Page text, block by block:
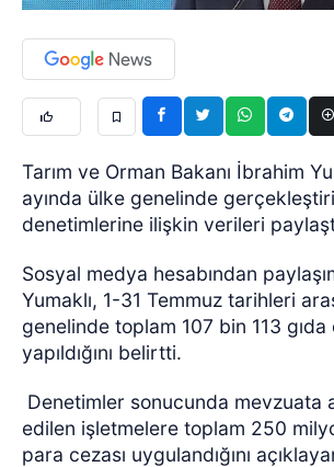
Tarım ve Orman Bakanı İbrahim
ayında ülke genelinde
denetimlerine ilişkin verileri
Sosyal medya hesabından
Yumaklı, 1-31 Temmuz tarihleri
genelinde toplam 107 bin 113 gıda
yapıldığını belirtti.
Denetimler sonucunda mevzuata
edilen işletmelere toplam 250
para cezası uygulandığını